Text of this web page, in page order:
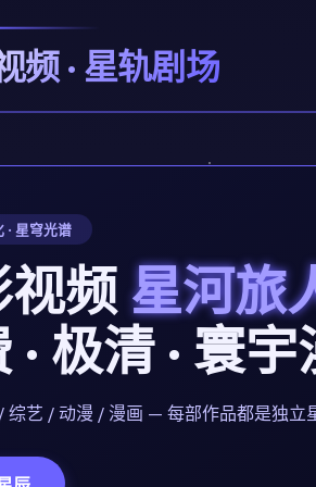
频 · 星轨剧场
· 星穹光谱
频星河旅
· 极清 · 寰
综艺 / 动漫 / 漫画 — 每部作品都是独立